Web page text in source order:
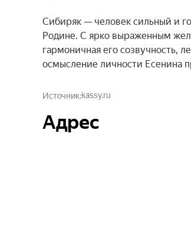
Сибиряк — человек сильный и
Родине. С ярко выраженным
гармоничная его созвучность,
осмысление личности Есенина
Источникkassy.ru
Адрес